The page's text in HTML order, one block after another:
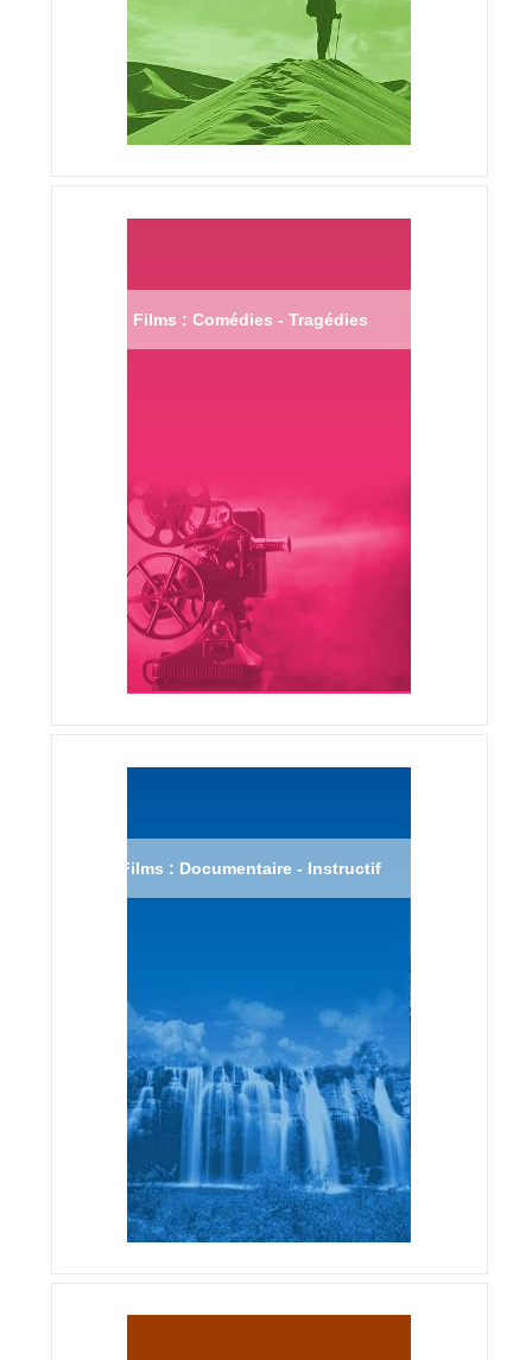
Films : Comédies - Tragédies
Films : Documentaire - Instructif